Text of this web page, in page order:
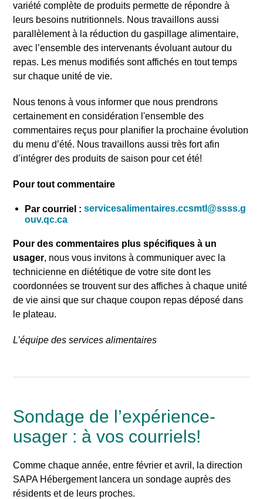
Rechercher
variété complète de produits permette de répondre à
leurs besoins nutritionnels. Nous travaillons aussi
parallèlement à la réduction du gaspillage alimentaire,
avec l’ensemble des intervenants évoluant autour du
repas. Les menus modifiés sont affichés en tout temps
sur chaque unité de vie.
Nous tenons à vous informer que nous prendrons
certainement en considération l'ensemble des
commentaires reçus pour planifier la prochaine évolution
du menu d’été. Nous travaillons aussi très fort afin
d’intégrer des produits de saison pour cet été!
Pour tout commentaire
Par courriel :servicesalimentaires.ccsmtl@ssss.g
ouv.qc.ca
Pour des commentaires plus spécifiques à un
usager, nous vous invitons à communiquer avec la
technicienne en diététique de votre site dont les
coordonnées se trouvent sur des affiches à chaque unité
de vie ainsi que sur chaque coupon repas déposé dans
le plateau.
L’équipe des services alimentaires
Sondage de l’expérience-
usager : à vos courriels!
Comme chaque année, entre février et avril, la direction
SAPA Hébergement lancera un sondage auprès des
résidents et de leurs proches.